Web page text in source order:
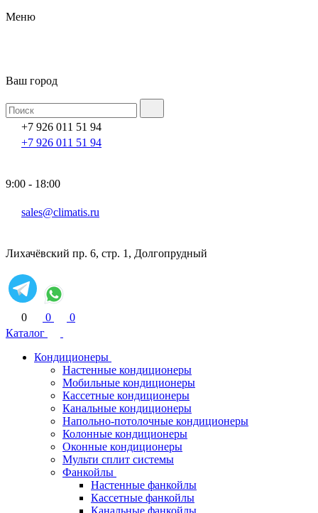
Меню
Ваш город
+7 926 011 51 94
+7 926 011 51 94
9:00 - 18:00
sales@climatis.ru
Лихачёвский пр. 6, стр. 1, Долгопрудный
0 0
0
Каталог
Кондиционеры
Настенные кондиционеры
Мобильные кондиционеры
Кассетные кондиционеры
Канальные кондиционеры
Напольно-потолочные кондиционеры
Колонные кондиционеры
Оконные кондиционеры
Мульти сплит системы
Фанкойлы
Настенные фанкойлы
Кассетные фанкойлы
Канальные фанкойлы